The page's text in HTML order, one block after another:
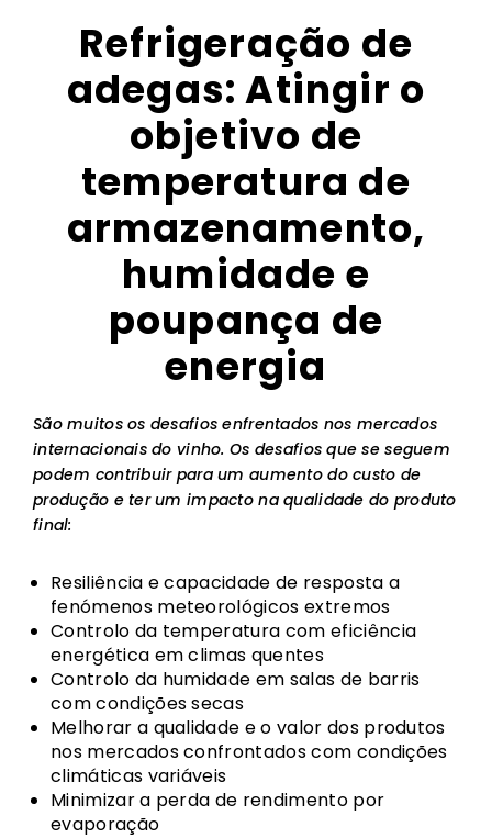
Refrigeração de
adegas: Atingir o
objetivo de
temperatura de
armazenamento,
humidade e
poupança de
energia
São muitos os desafios enfrentados nos mercados
internacionais do vinho. Os desafios que se seguem
podem contribuir para um aumento do custo de
produção e ter um impacto na qualidade do produto
final:
Resiliência e capacidade de resposta a
fenómenos meteorológicos extremos
Controlo da temperatura com eficiência
energética em climas quentes
Controlo da humidade em salas de barris
com condições secas
Melhorar a qualidade e o valor dos produtos
nos mercados confrontados com condições
climáticas variáveis
Minimizar a perda de rendimento por
evaporação